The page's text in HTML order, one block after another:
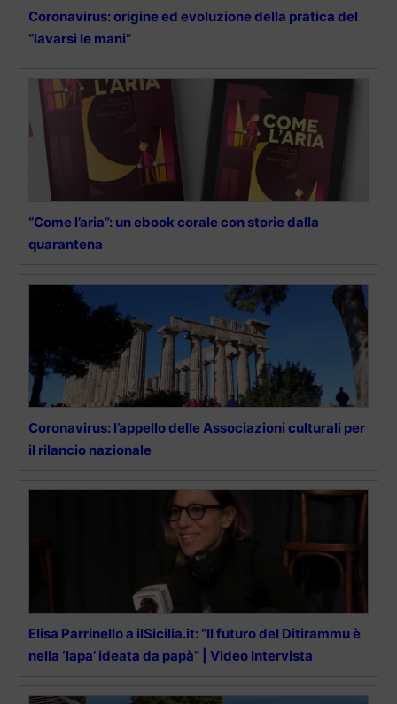
Coronavirus: origine ed evoluzione della pratica del
“lavarsi le mani”
“Come l’aria”: un ebook corale con storie dalla
quarantena
Coronavirus: l’appello delle Associazioni culturali per
il rilancio nazionale
Elisa Parrinello a ilSicilia.it: “Il futuro del Ditirammu è
nella ‘lapa’ ideata da papà” | Video Intervista